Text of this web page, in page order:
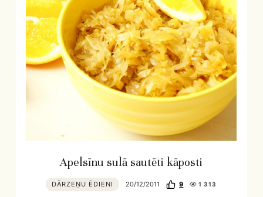
Apelsīnu sulā sautēti kāposti
DĀRZEŅU ĒDIENI 20/12/2011 9 1 313